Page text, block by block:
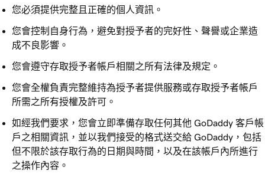
您必須提供完整且正確的個人資訊。
您會控制自身行為，避免對授予者的完好性、聲譽或企業造
成不良影響。
您會遵守存取授予者帳戶相關之所有法律及規定。
您會全權負責完整維持為授予者提供服務或存取授予者帳戶
所需之所有授權及許可。
如經我們要求，您會立即準備存取任何其他 GoDaddy 客戶帳
戶之相關資訊，並以我們接受的格式送交給 GoDaddy，包括
但不限於該存取行為的日期與時間，以及在該帳戶內所進行
之操作內容。